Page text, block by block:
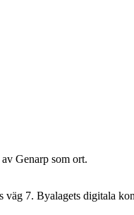
Genarp som ort.
väg 7. Byalagets digitala